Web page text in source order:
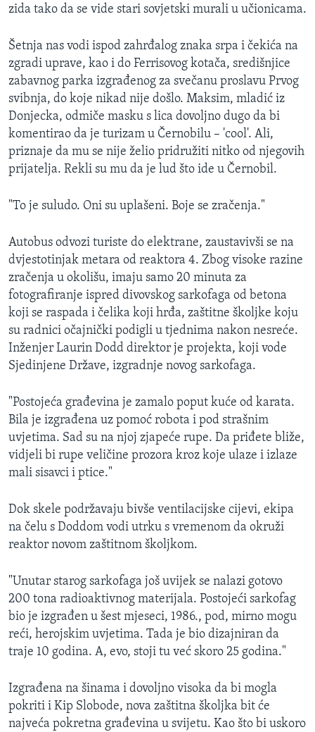
zida tako da se vide stari sovjetski murali u učionicama.
Šetnja nas vodi ispod zahrđalog znaka srpa i čekića na
zgradi uprave, kao i do Ferrisovog kotača, središnjice
zabavnog parka izgrađenog za svečanu proslavu Prvog
svibnja, do koje nikad nije došlo. Maksim, mladić iz
Donjecka, odmiče masku s lica dovoljno dugo da bi
komentirao da je turizam u Černobilu – 'cool'. Ali,
priznaje da mu se nije želio pridružiti nitko od njegovih
prijatelja. Rekli su mu da je lud što ide u Černobil.
"To je suludo. Oni su uplašeni. Boje se zračenja."
Autobus odvozi turiste do elektrane, zaustavivši se na
dvjestotinjak metara od reaktora 4. Zbog visoke razine
zračenja u okolišu, imaju samo 20 minuta za
fotografiranje ispred divovskog sarkofaga od betona
koji se raspada i čelika koji hrđa, zaštitne školjke koju
su radnici očajnički podigli u tjednima nakon nesreće.
Inženjer Laurin Dodd direktor je projekta, koji vode
Sjedinjene Države, izgradnje novog sarkofaga.
"Postojeća građevina je zamalo poput kuće od karata.
Bila je izgrađena uz pomoć robota i pod strašnim
uvjetima. Sad su na njoj zjapeće rupe. Da priđete bliže,
vidjeli bi rupe veličine prozora kroz koje ulaze i izlaze
mali sisavci i ptice."
Dok skele podržavaju bivše ventilacijske cijevi, ekipa
na čelu s Doddom vodi utrku s vremenom da okruži
reaktor novom zaštitnom školjkom.
"Unutar starog sarkofaga još uvijek se nalazi gotovo
200 tona radioaktivnog materijala. Postojeći sarkofag
bio je izgrađen u šest mjeseci, 1986., pod, mirno mogu
reći, herojskim uvjetima. Tada je bio dizajniran da
traje 10 godina. A, evo, stoji tu već skoro 25 godina."
Izgrađena na šinama i dovoljno visoka da bi mogla
pokriti i Kip Slobode, nova zaštitna školjka bit će
najveća pokretna građevina u svijetu. Kao što bi uskoro